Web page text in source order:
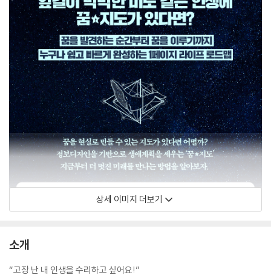
상세 이미지 더보기
소개
“고장 난 내 인생을 수리하고 싶어요!”